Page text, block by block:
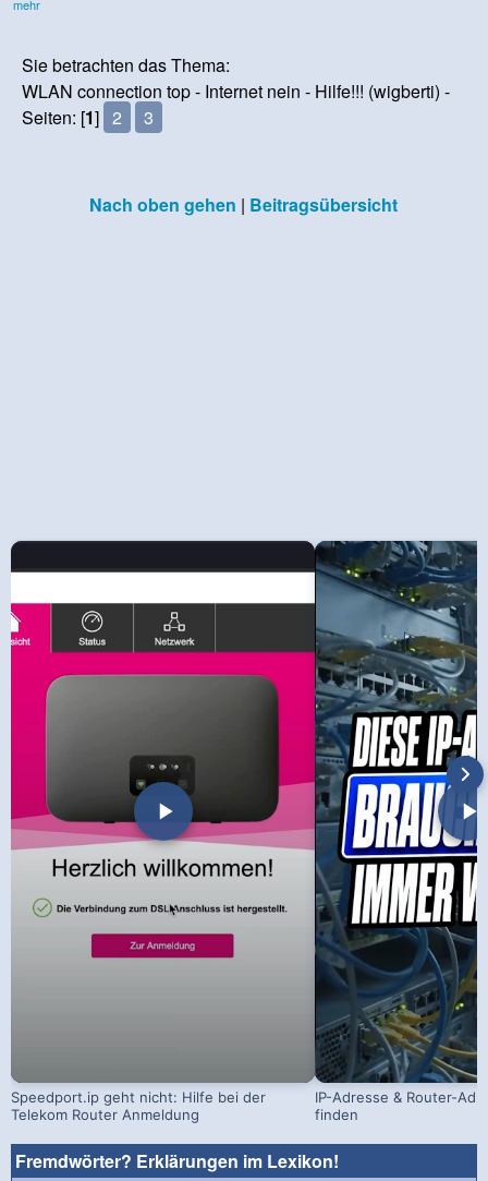
mehr
Sie betrachten das Thema:
WLAN connection top - Internet nein - Hilfe!!! (wigberti) -
Seiten: [1] 2 3
Nach oben gehen | Beitragsübersicht
Speedport.ip geht nicht: Hilfe bei der
Telekom Router Anmeldung
IP-Adresse & Router-
finden
Fremdwörter? Erklärungen im Lexikon!